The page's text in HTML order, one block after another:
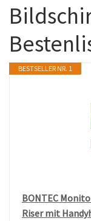
BESTSELLER NR. 1
BONTEC
Riser mit